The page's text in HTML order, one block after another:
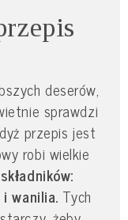
deserów,
sprawdzi
przepis jest
robi wielkie
wanilia. Tych